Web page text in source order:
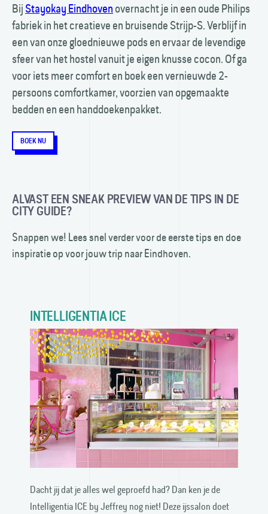
BijStayokay Eindhovenovernacht je in een oude Philips
fabriek in het creatieve en bruisende Strijp-S. Verblijf in
een van onze gloed­­nieuwe pods en ervaar de levendige
sfeer van het hostel vanuit je eigen knusse cocon. Of ga
voor iets meer comfort en boek een vernieuwde 2-
persoons comfort­kamer, voorzien van opgemaakte
bedden en een handdoeken­pakket.
BOEK NU
ALVAST EEN SNEAK PREVIEW VAN DE TIPS IN DE
CITY GUIDE?
Snappen we! Lees snel verder voor de eerste tips en doe
inspiratie op voor jouw trip naar Eindhoven.
INTELLIGENTIA ICE
Dacht jij dat je alles wel geproefd had? Dan ken je de
Intelligentia ICE by Jeffrey nog niet! Deze ijs­salon doet